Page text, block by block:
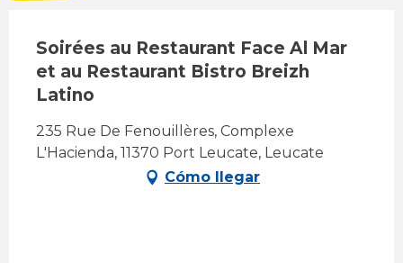
Soirées au Restaurant Face Al Mar
et au Restaurant Bistro Breizh
Latino
235 Rue De Fenouillères, Complexe
L'Hacienda, 11370 Port Leucate, Leucate
Cómo llegar